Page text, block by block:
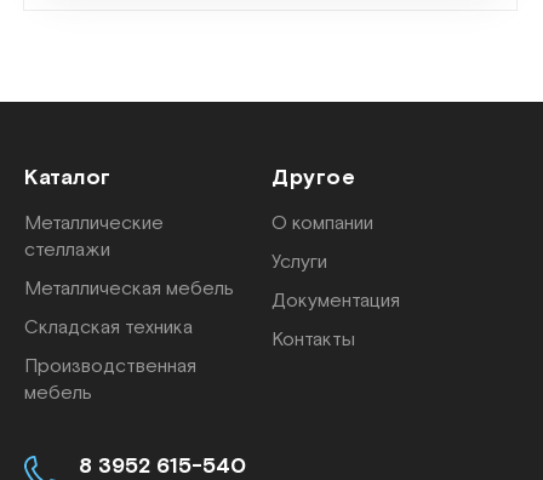
Каталог
Металлические
стеллажи
Металлическая мебель
Складская техника
Производственная
мебель
Другое
О компании
Услуги
Документация
Контакты
8 3952 615-540